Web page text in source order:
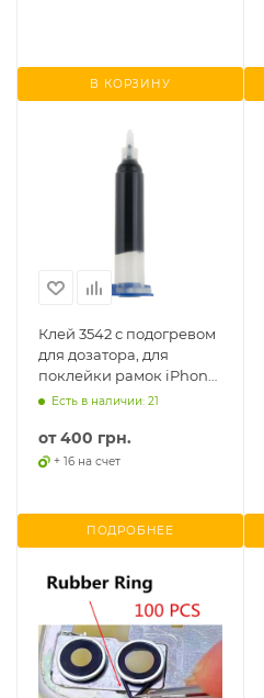
В КОРЗИНУ
Клей 3542 с подогревом
для дозатора, для
поклейки рамок iPhone,
(10ml)
Есть в наличии: 21
от400 грн.
+ 16 на счет
ПОДРОБНЕЕ